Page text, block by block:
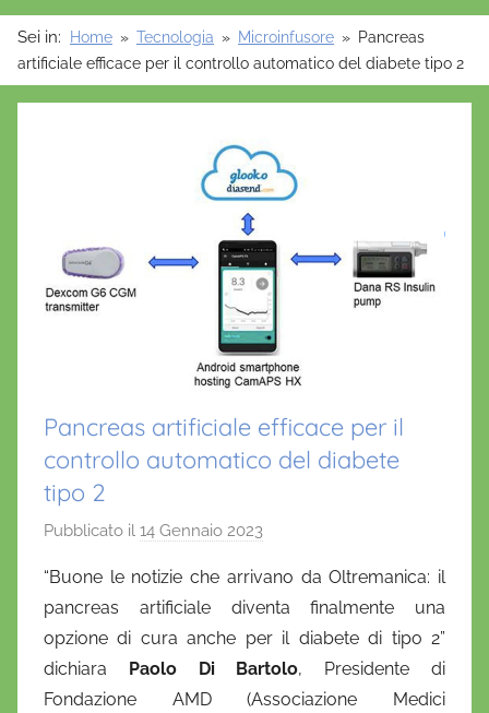
Sei in: Home Tecnologia Microinfusore
Pancreas
artificiale efficace per il controllo automatico del diabete tipo 2
Pancreas artificiale efficace per il
controllo automatico del diabete
tipo 2
Pubblicato il 14 Gennaio 2023
D
a
n
i
e
“Buone le notizie che arrivano da Oltremanica: il
pancreas artificiale diventa finalmente una
opzione di cura anche per il diabete di tipo 2”
dichiara
Paolo Di Bartolo, Presidente di
Fondazione AMD (Associazione Medici